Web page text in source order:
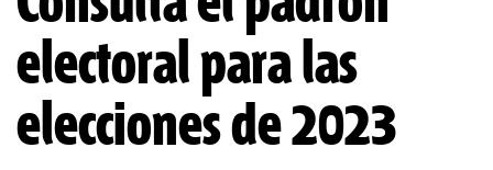
electoral para las
elecciones de 2023